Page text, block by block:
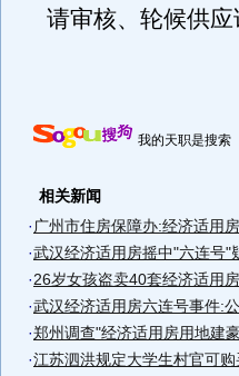
请审核、轮候供
我的天职是搜索
相关新闻
· 广州市住房保障办:经济适用
·武汉经济适用房摇中"六连号"
·26岁女孩盗卖40套经济适用
·武汉经济适用房六连号事件:
·郑州调查"经济适用房用地建
·江苏泗洪规定大学生村官可